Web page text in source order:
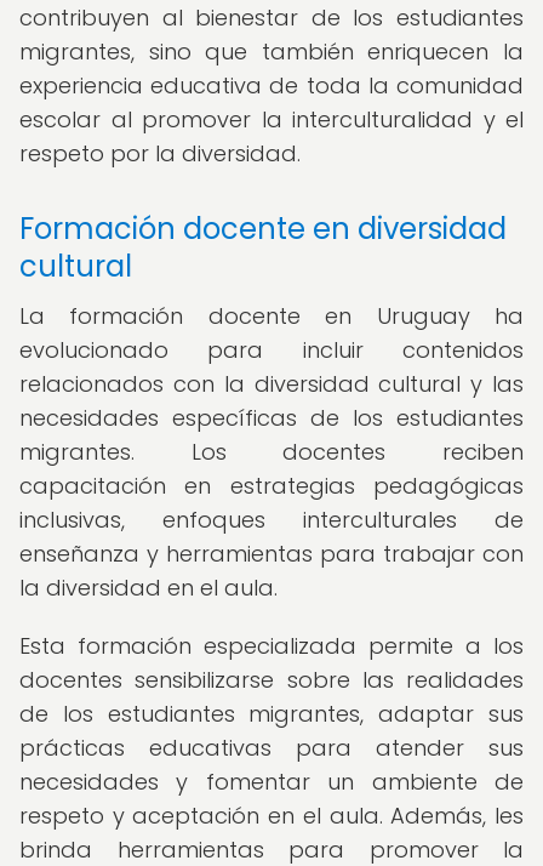
contribuyen al bienestar de los estudiantes
migrantes, sino que también enriquecen la
experiencia educativa de toda la comunidad
escolar al promover la interculturalidad y el
respeto por la diversidad.
Formación docente en diversidad
cultural
La formación docente en Uruguay ha
evolucionado para incluir contenidos
relacionados con la diversidad cultural y las
necesidades específicas de los estudiantes
migrantes. Los docentes reciben
capacitación en estrategias pedagógicas
inclusivas, enfoques interculturales de
enseñanza y herramientas para trabajar con
la diversidad en el aula.
Esta formación especializada permite a los
docentes sensibilizarse sobre las realidades
de los estudiantes migrantes, adaptar sus
prácticas educativas para atender sus
necesidades y fomentar un ambiente de
respeto y aceptación en el aula. Además, les
brinda herramientas para promover la